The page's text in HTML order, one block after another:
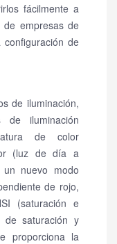
fácilmente a
de empresas de
de
de iluminación,
iluminación
de color
(luz de día a
nuevo modo
de rojo,
(saturación e
de saturación y
proporciona la